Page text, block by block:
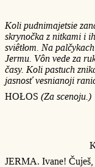
Koli pudnimajetsie
skrynočka z nitkami i
sviêtłom. Na
Jermu. Vôn vede za
časy. Koli pastuch
jasnosť vesnianoji
HOŁOS (Za scenoju.)
JERMA. Ivane! Čuješ,